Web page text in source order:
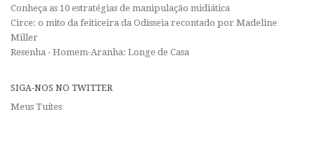
Conheça as 10 estratégias de manipulação midiática
Circe: o mito da feiticeira da Odisseia recontado por Madeline
Miller
Resenha - Homem-Aranha: Longe de Casa
SIGA-NOS NO TWITTER
Meus Tuítes